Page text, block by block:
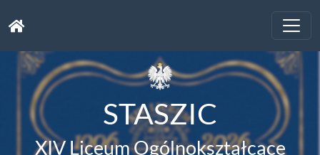
Toggle
STASZIC
XIV Liceum Ogólnokształcące